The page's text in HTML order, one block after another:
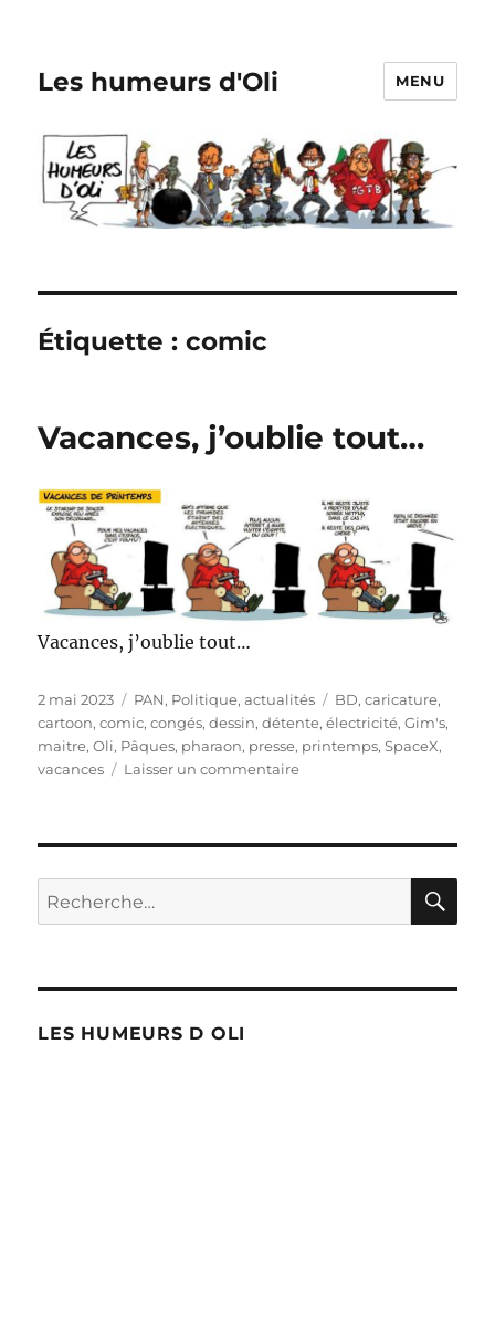
Les humeurs d'Oli MENU
Étiquette :comic
Vacances, j’oublie tout…
Vacances, j’oublie tout…
Publié
le
2 mai 2023 Catégories
PAN, Politique, actualités Étiquettes
BD,caricature,
cartoon,comic,congés,dessin,détente,électricité,Gim's,
maitre,Oli, Pâques, pharaon, presse, printemps,SpaceX,
vacances
Laisser un commentairesur
Recherche
pour :
LES HUMEURS D OLI